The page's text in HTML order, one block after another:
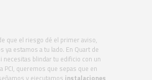
que el riesgo dé el primer aviso,
ya estamos a tu lado. En Quart de
necesitas blindar tu edificio con un
PCI, queremos que sepas que en